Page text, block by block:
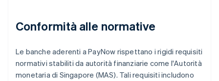
Conformità alle normative
Le banche aderenti a PayNow rispettano i rigidi requisiti
normativi stabiliti da autorità finanziarie come l'Autorità
monetaria di Singapore (MAS). Tali requisiti includono